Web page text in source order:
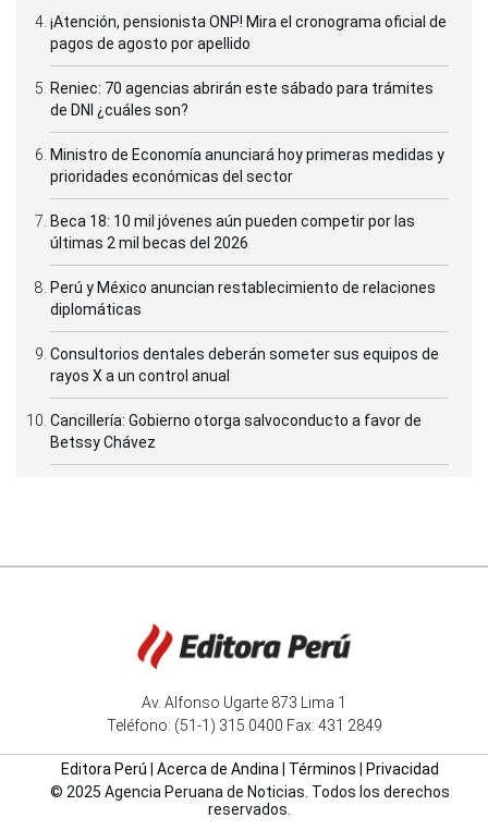
¡Atención, pensionista ONP! Mira el cronograma oficial de
pagos de agosto por apellido
Reniec: 70 agencias abrirán este sábado para trámites
de DNI ¿cuáles son?
Ministro de Economía anunciará hoy primeras medidas y
prioridades económicas del sector
Beca 18: 10 mil jóvenes aún pueden competir por las
últimas 2 mil becas del 2026
Perú y México anuncian restablecimiento de relaciones
diplomáticas
Consultorios dentales deberán someter sus equipos de
rayos X a un control anual
Cancillería: Gobierno otorga salvoconducto a favor de
Betssy Chávez
Av. Alfonso Ugarte 873 Lima 1
Teléfono: (51-1) 315 0400 Fax: 431 2849
Editora Perú Acerca de Andina Términos
Privacidad
© 2025 Agencia Peruana de Noticias. Todos los derechos
reservados.